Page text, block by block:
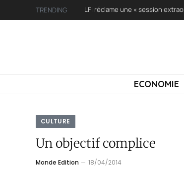
TRENDING
ECONOMIE
CULTURE
Un objectif complice
Monde Edition 18/04/2014